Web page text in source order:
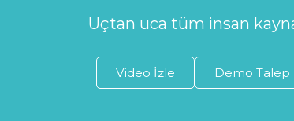
Uçtan uca tüm insan
Video İzle Demo Talep